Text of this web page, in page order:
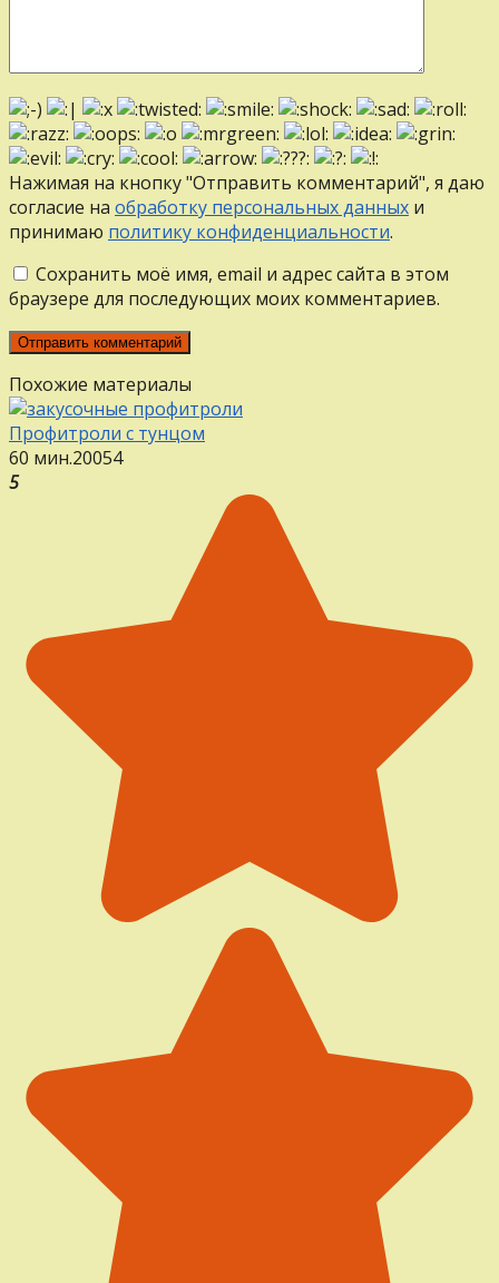
Нажимая на кнопку "Отправить комментарий", я даю
согласие на обработку персональных данных и
принимаю политику конфиденциальности.
Сохранить моё имя, email и адрес сайта в этом
браузере для последующих моих комментариев.
Похожие материалы
Профитроли с тунцом
60 мин.20054
5